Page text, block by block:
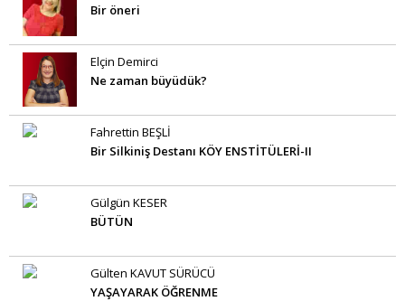
Bir öneri
Elçin Demirci
Ne zaman büyüdük?
Fahrettin BEŞLİ
Bir Silkiniş Destanı KÖY ENSTİTÜLERİ-II
Gülgün KESER
BÜTÜN
Gülten KAVUT SÜRÜCÜ
YAŞAYARAK ÖĞRENME